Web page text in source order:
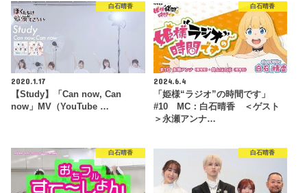
白石晴香
2020.1.17
【Study】「Can now, Can
now」MV（YouTube …
白石晴香
2024.6.4
「姫様“ラジオ”の時間です」
#10 MC：白石晴香 ＜ゲスト
＞永瀬アンナ…
白石晴香 白石晴香